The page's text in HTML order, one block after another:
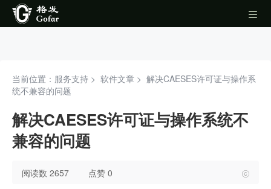
当前位置：服务支持 > 软件文章 > 解决CAESES许可证与操作系
统不兼容的问题
解决CAESES许可证与操作系统不
兼容的问题
阅读数 2657 点赞 0